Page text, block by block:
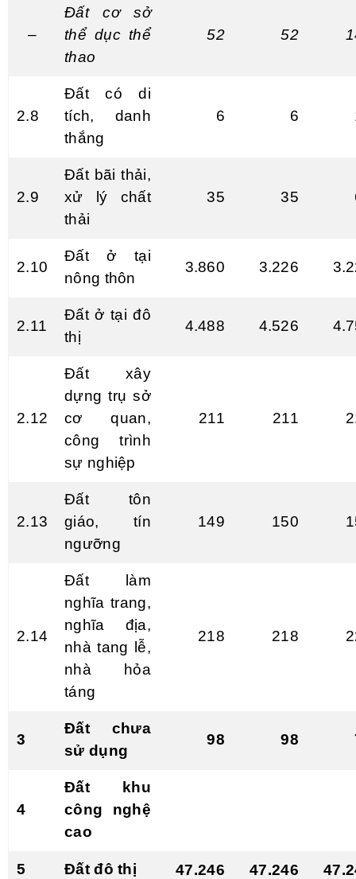
–
Đất cơ sở
thể dục thể
thao
52 52
2.8
Đất có di
tích, danh
thắng
6 6
2.9
Đất bãi thải,
xử lý chất
thải
35 35
2.10
Đấtởtại
nông thôn
3.860 3.226
2.11
Đất ở tại đô
thị
4.488 4.526
2.12
Đất xây
dựng trụ sở
cơ quan,
công trình
sự nghiệp
211 211
2.13
Đất tôn
giáo, tín
ngưỡng
149 150
2.14
Đất làm
nghĩa trang,
nghĩa địa,
nhà tang lễ,
nhà hỏa
táng
218 218
3
Đất chưa
sử dụng
98 98
4
Đất khu
công nghệ
cao
5 Đất đô thị 47.246 47.246